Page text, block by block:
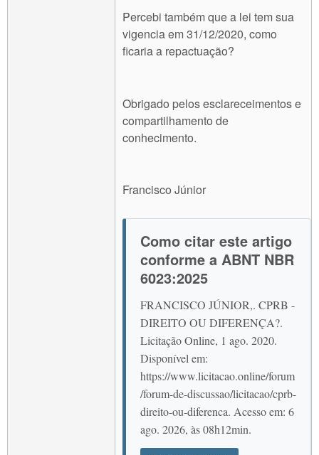
Percebi também que a lei tem sua
vigencia em 31/12/2020, como
ficaria a repactuação?
Obrigado pelos esclareceimentos e
compartilhamento de
conhecimento.
Francisco Júnior
Como citar este artigo
conforme a ABNT NBR
6023:2025
FRANCISCO JÚNIOR,. CPRB -
DIREITO OU DIFERENÇA?.
Licitação Online, 1 ago. 2020.
Disponível em:
https://www.licitacao.online/forum
/forum-de-discussao/licitacao/cprb-
direito-ou-diferenca. Acesso em: 6
ago. 2026, às 08h12min.